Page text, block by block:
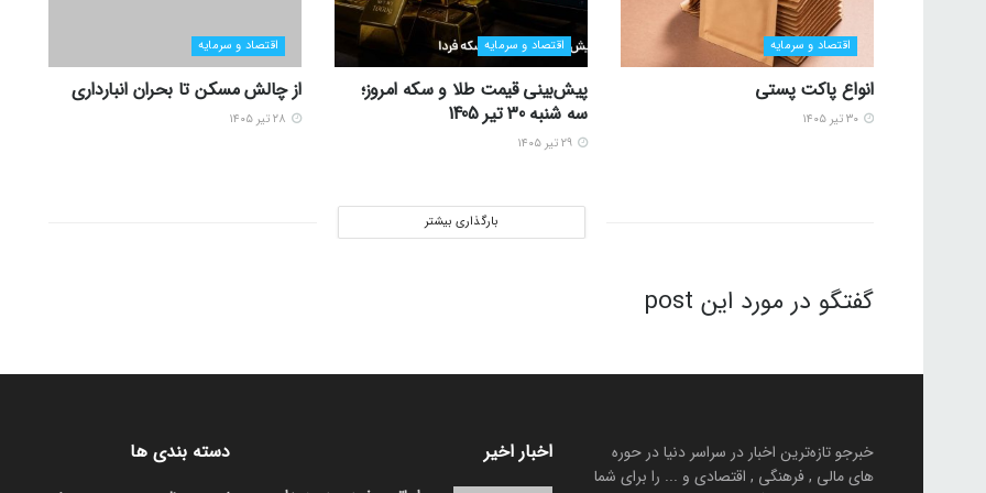
اقتصاد و سرمایه
انواع پاکت پستی
اقتصاد و سرمایه
پیش‌بینی قیمت طلا و سکه امروز؛
سه شنبه 30 تیر 1405
اقتصاد و سرمایه
از چالش مسکن تا بحران انبارداری
بارگذاری بیشتر
گفتگو در مورد این post
خبرجو تازه‌ترین اخبار در سراسر دنیا در حوره
های مالی , فرهنگی , اقتصادی و ... را برای شما
اخبار اخیر دسته بندی ها